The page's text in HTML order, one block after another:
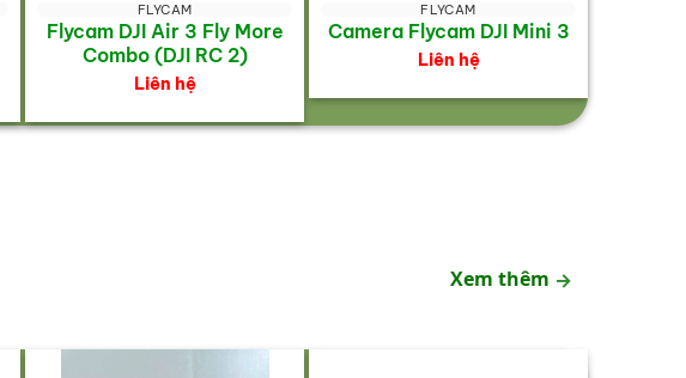
FLYCAM
Flycam DJI Air 3 Fly More
Combo (DJI RC 2)
Liên hệ
FLYCAM
Camera Flycam DJI Mini 3
Liên hệ
Xem thêm